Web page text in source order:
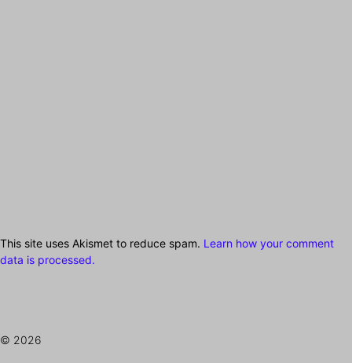
This site uses Akismet to reduce spam. Learn how your comment
data is processed.
© 2026